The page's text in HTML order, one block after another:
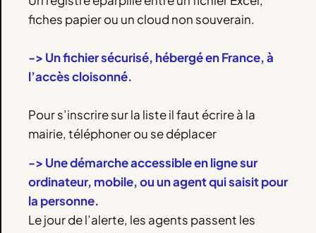
fiches papier ou un cloud non souverain.
-> Un fichier sécurisé, hébergé en France, à
l’accès cloisonné.
Pour s’inscrire sur la liste il faut écrire à la
mairie, téléphoner ou se déplacer
-> Une démarche accessible en ligne sur
ordinateur, mobile, ou un agent qui saisit pour
la personne.
Le jour de l’alerte, les agents passent les